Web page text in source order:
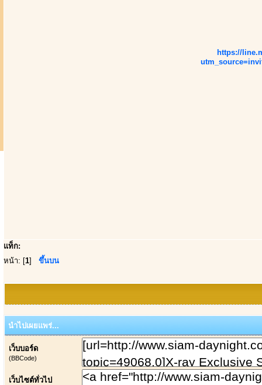
https://
แท็ก:
หน้า: [1] ขึ้นบน
นำไปเผยแพร่...
เว็บบอร์ด
(BBCode)
เว็บไซต์ทั่วไป